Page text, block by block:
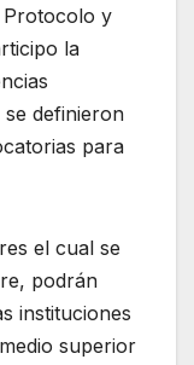
Protocolo y
la
definieron
para
el cual se
podrán
instituciones
superior